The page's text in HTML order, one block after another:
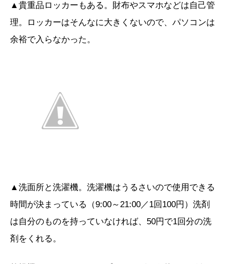
▲貴重品ロッカーもある。財布やスマホなどは自己管
理。ロッカーはそんなに大きくないので、パソコンは
余裕で入らなかった。
▲洗面所と洗濯機。洗濯機はうるさいので使用できる
時間が決まっている（9:00～21:00／1回100円）洗剤
は自分のものを持っていなければ、50円で1回分の洗
剤をくれる。